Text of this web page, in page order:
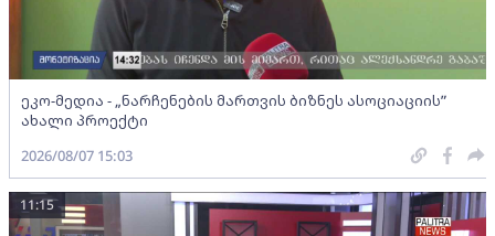
ეკო-მედია - „ნარჩენების მართვის ბიზნეს ასოციაციის”
ახალი პროექტი
2026/08/07 15:03
11:15